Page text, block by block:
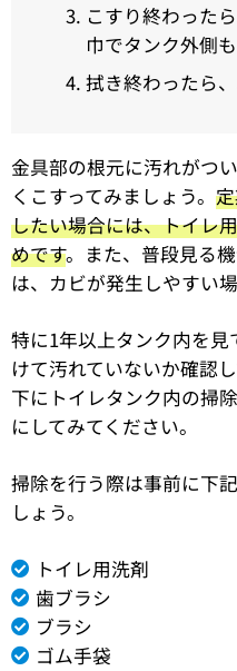
こすり終わった
巾でタンク外側
拭き終わったら
金具部の根元に汚れがつ
くこすってみましょう。
したい場合には、トイレ
めです。また、普段見る
は、カビが発生しやすい
特に1年以上タンク内を
けて汚れていないか確認
下にトイレタンク内の掃
にしてみてください。
掃除を行う際は事前に下
しょう。
トイレ用洗剤
歯ブラシ
ブラシ
ゴム手袋